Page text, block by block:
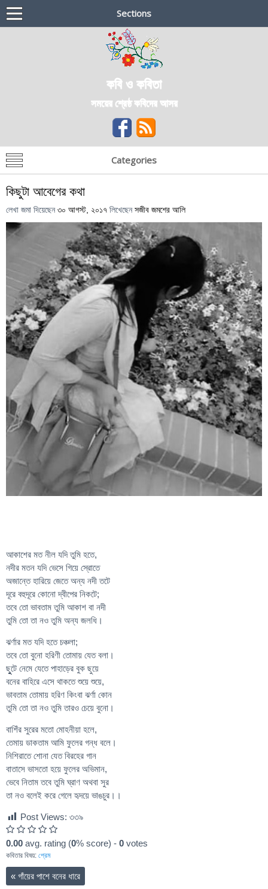
Sections
কবি ও কবিতা
সময়ের শ্রেষ্ঠ কবিদের আসর
Categories
কিছুটা আবেগের কথা
লেখা জমা দিয়েছেন ৩০ আগস্ট, ২০১৭ লিখেছেন সজীব জমশের আলি
আকাশের মত নীল যদি তুমি হতে,
নদীর মতন যদি ভেসে গিয়ে স্রোতে
অজান্তে হারিয়ে জেতে অন্য নদী তটে
দূরে বহুদূরে কোনো দ্বীপের নিকটে;
তবে তো ভাবতাম তুমি আকাশ বা নদী
তুমি তো তা নও তুমি অন্য জলধি।
ঝর্ণার মত যদি হতে চঞ্চলা;
তবে তো বুনো হরিণী তোমায় যেত বলা।
ছুুুটে নেমে যেতে পাহাড়ের বুক ছুয়ে
বনের বাহিরে এসে থাকতে শুয়ে শুয়ে,
ভাবতাম তোমায় হরিণ কিংবা ঝর্ণা কোন
তুমি তো তা নও তুমি তারও চেয়ে বুনো।
বাশিঁর সুরের মতো মোহনীয়া হলে,
তেমায় ডাকতাম আমি ফুলের গন্ধ বলে।
নিশিরাতে শোনা যেত বিরহের গান
বাতাসে ভাসতো হয়ে ফুলের অভিমান,
ভেবে নিতাম তবে তুমি ঘ্রাণ অথবা সুর
তা নও বলেই করে গেলে হৃদয়ে ভাঙচুর।।
Post Views: ৩৩৯
0.00 avg. rating (0% score) - 0 votes
কবিতার বিষয়: প্রেম
« গাঁয়ের পাশে বনের ধারে